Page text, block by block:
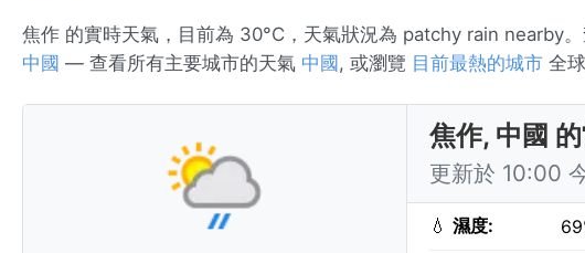
焦作 的實時天氣，目前為 30°C，天氣狀況為 patchy rain nearby
中國 — 查看所有主要城市的天氣 中國 , 或瀏覽 目前最熱的城市 全球
焦作, 中國
更新於 10:00
💧 濕度: